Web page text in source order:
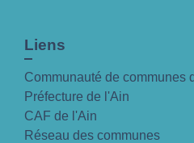
Liens
Communauté de communes
Préfecture de l'Ain
CAF de l'Ain
Réseau des communes